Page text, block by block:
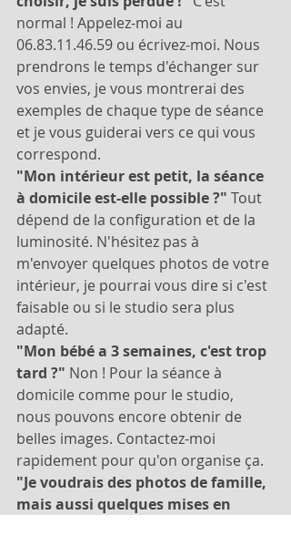
normal ! Appelez-moi au
06.83.11.46.59 ou écrivez-moi. Nous
prendrons le temps d'échanger sur
vos envies, je vous montrerai des
exemples de chaque type de séance
et je vous guiderai vers ce qui vous
correspond.
"Mon intérieur est petit, la séance
à domicile est-elle possible ?" Tout
dépend de la configuration et de la
luminosité. N'hésitez pas à
m'envoyer quelques photos de votre
intérieur, je pourrai vous dire si c'est
faisable ou si le studio sera plus
adapté.
"Mon bébé a 3 semaines, c'est trop
tard ?" Non ! Pour la séance à
domicile comme pour le studio,
nous pouvons encore obtenir de
belles images. Contactez-moi
rapidement pour qu'on organise ça.
"Je voudrais des photos de famille,
mais aussi quelques mises en